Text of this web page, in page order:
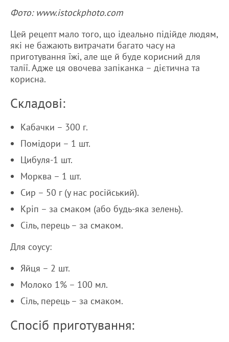
Фото: www.istockphoto.com
Цей рецепт мало того, що ідеально підійде людям,
які не бажають витрачати багато часу на
приготування їжі, але ще й буде корисний для
талії. Адже ця овочева запіканка – дієтична та
корисна.
Складові:
Кабачки – 300 г.
Помідори – 1 шт.
Цибуля-1 шт.
Морква – 1 шт.
Сир – 50 г (у нас російський).
Кріп – за смаком (або будь-яка зелень).
Сіль, перець – за смаком.
Для соусу:
Яйця – 2 шт.
Молоко 1% – 100 мл.
Сіль, перець – за смаком.
Спосіб приготування: